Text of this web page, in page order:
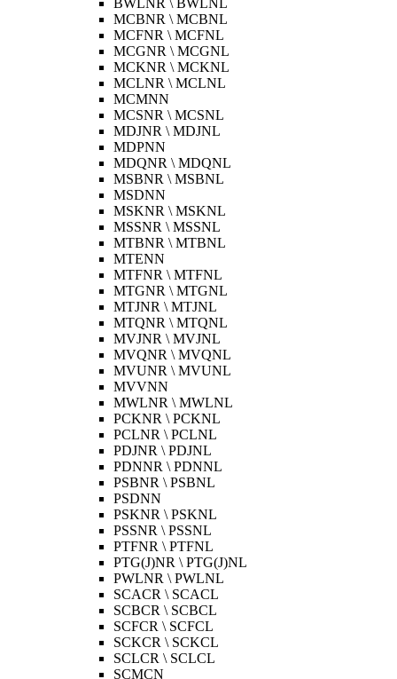
BWLNR \ BWLNL
MCBNR \ MCBNL
MCFNR \ MCFNL
MCGNR \ MCGNL
MCKNR \ MCKNL
MCLNR \ MCLNL
MCMNN
MCSNR \ MCSNL
MDJNR \ MDJNL
MDPNN
MDQNR \ MDQNL
MSBNR \ MSBNL
MSDNN
MSKNR \ MSKNL
MSSNR \ MSSNL
MTBNR \ MTBNL
MTENN
MTFNR \ MTFNL
MTGNR \ MTGNL
MTJNR \ MTJNL
MTQNR \ MTQNL
MVJNR \ MVJNL
MVQNR \ MVQNL
MVUNR \ MVUNL
MVVNN
MWLNR \ MWLNL
PCKNR \ PCKNL
PCLNR \ PCLNL
PDJNR \ PDJNL
PDNNR \ PDNNL
PSBNR \ PSBNL
PSDNN
PSKNR \ PSKNL
PSSNR \ PSSNL
PTFNR \ PTFNL
PTG(J)NR \ PTG(J)NL
PWLNR \ PWLNL
SCACR \ SCACL
SCBCR \ SCBCL
SCFCR \ SCFCL
SCKCR \ SCKCL
SCLCR \ SCLCL
SCMCN